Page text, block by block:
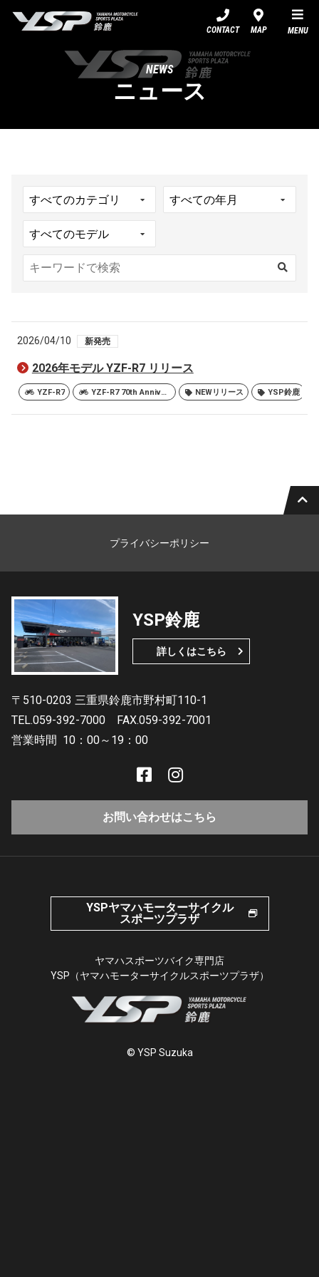
CONTACT MAP MENU
NEWS
ニュース
2026/04/10 新発売
2026年モデル YZF-R7 リリース
YZF-R7 YZF-R7 70th Anniversary Edition NEWリリース YSP鈴鹿
プライバシーポリシー
YSP鈴鹿
詳しくはこちら
〒510-0203 三重県鈴鹿市野村町110-1
TEL.059-392-7000
FAX.059-392-7001
営業時間 10：00～19：00
お問い合わせはこちら
YSPヤマハモーターサイクル
スポーツプラザ
ヤマハスポーツバイク専門店
YSP（ヤマハモーターサイクルスポーツプラザ）
© YSP Suzuka